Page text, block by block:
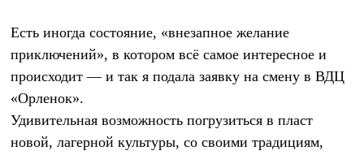
Есть иногда состояние, «внезапное желание
приключений», в котором всё самое интересное и
происходит — и так я подала заявку на смену в ВДЦ
«Орленок».
Удивительная возможность погрузиться в пласт
новой, лагерной культуры, со своими традициям,